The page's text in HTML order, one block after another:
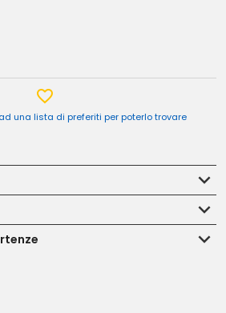
una lista di preferiti per poterlo trovare